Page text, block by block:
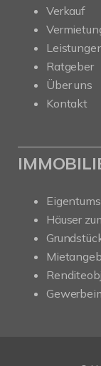
Verkauf
Ratgeber
Über uns
Kontakt
Häuser